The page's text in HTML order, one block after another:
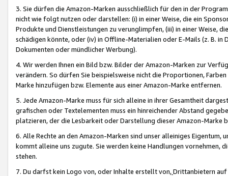
3. Sie dürfen die Amazon-Marken ausschließlich für den in der
nicht wie folgt nutzen oder darstellen: (i) in einer Weise, die ein
Produkte und Dienstleistungen zu verunglimpfen, (iii) in einer Weise,
schädigen könnte, oder (iv) in Offline-Materialien oder E-Mails (z. B. in
Dokumenten oder mündlicher Werbung).
4. Wir werden Ihnen ein Bild bzw. Bilder der Amazon-Marken zur
verändern. So dürfen Sie beispielsweise nicht die Proportionen,
Marke hinzufügen bzw. Elemente aus einer Amazon-Marke entfernen.
5. Jede Amazon-Marke muss für sich alleine in ihrer Gesamtheit
grafischen oder Textelementen muss ein hinreichender Abstand
platzieren, der die Lesbarkeit oder Darstellung dieser Amazon-Marke
6. Alle Rechte an den Amazon-Marken sind unser alleiniges
kommt alleine uns zugute. Sie werden keine Handlungen vornehmen,
stehen.
7. Du darfst kein Logo von, oder Inhalte erstellt von,Drittanbietern auf